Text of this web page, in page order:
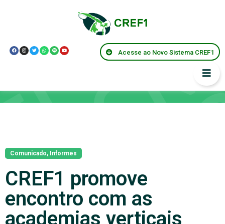
Acesse ao Novo Sistema CREF1
Comunicado, Informes
CREF1 promove
encontro com as
academias verticais